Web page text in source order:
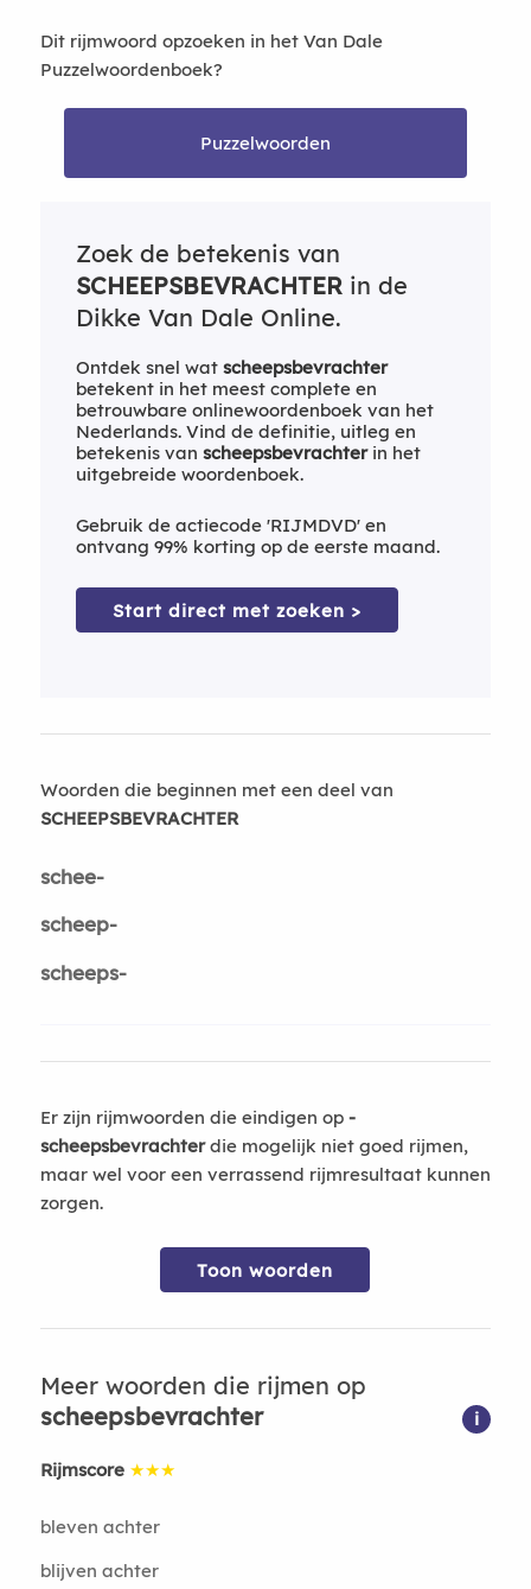
Dit rijmwoord opzoeken in het Van Dale
Puzzelwoordenboek?
Puzzelwoorden
Zoek de betekenis van
SCHEEPSBEVRACHTERin de
Dikke Van Dale Online.
Ontdek snel wat scheepsbevrachter
betekent in het meest complete en
betrouwbare onlinewoordenboek van het
Nederlands. Vind de definitie, uitleg en
betekenis van scheepsbevrachterin het
uitgebreide woordenboek.
Gebruik de actiecode 'RIJMDVD' en
ontvang 99% korting op de eerste maand.
Start direct met zoeken >
Woorden die beginnen met een deel van
SCHEEPSBEVRACHTER
schee-
scheep-
scheeps-
Er zijn rijmwoorden die eindigen op -
scheepsbevrachterdie mogelijk niet goed rijmen,
maar wel voor een verrassend rijmresultaat kunnen
zorgen.
Toon woorden
Meer woorden die rijmen op
scheepsbevrachter
i
Rijmscore ★★★
bleven achter
blijven achter